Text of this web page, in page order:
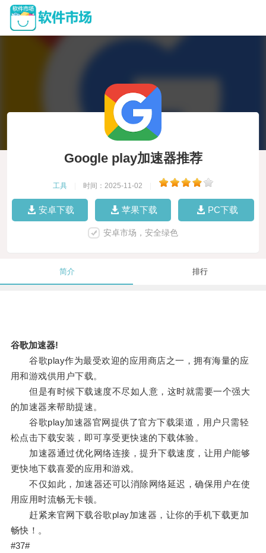
Google play加速器推荐
工具 时间：2025-11-02
安卓下载 苹果下载 PC下载
安卓市场，安全绿色
简介 排行
谷歌加速器!
谷歌play作为最受欢迎的应用商店之一，拥有海量的应
用和游戏供用户下载。
但是有时候下载速度不尽如人意，这时就需要一个强大
的加速器来帮助提速。
谷歌play加速器官网提供了官方下载渠道，用户只需轻
松点击下载安装，即可享受更快速的下载体验。
加速器通过优化网络连接，提升下载速度，让用户能够
更快地下载喜爱的应用和游戏。
不仅如此，加速器还可以消除网络延迟，确保用户在使
用应用时流畅无卡顿。
赶紧来官网下载谷歌play加速器，让你的手机下载更加
畅快！。
#37#